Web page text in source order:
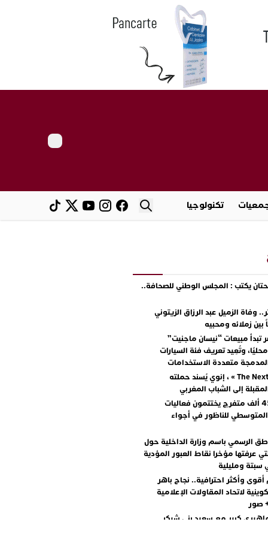
تكنولوجيا
يكتب : المجلس الوطني للصحافة..
وفاة الزميل عبد الرزاق الزيتوني
بين زملائه ومحبيه
تبدأ مبيعات “نيسان ماجنيت”
وتُعِيد تعريف فئة السيارات
متعددة الاستخدامات
مع « The Next Ad » ، إنوي يُسند حملته
إلى الشباب المغربي
أكثر من 45 ألف متفرج يختتمون فعاليات
المتوسطي للناظور في أجواء
الرسمي باسم وزارة الداخلية حول
عرفتها مؤخرا نقاط العبور المؤدية
سبتة ومليلية
أقوى وأكثر احترافية.. نجاح باهر
لاتحاد المقاولات الإعلامية
+ صور
كبير مع سعيد بني شيكر